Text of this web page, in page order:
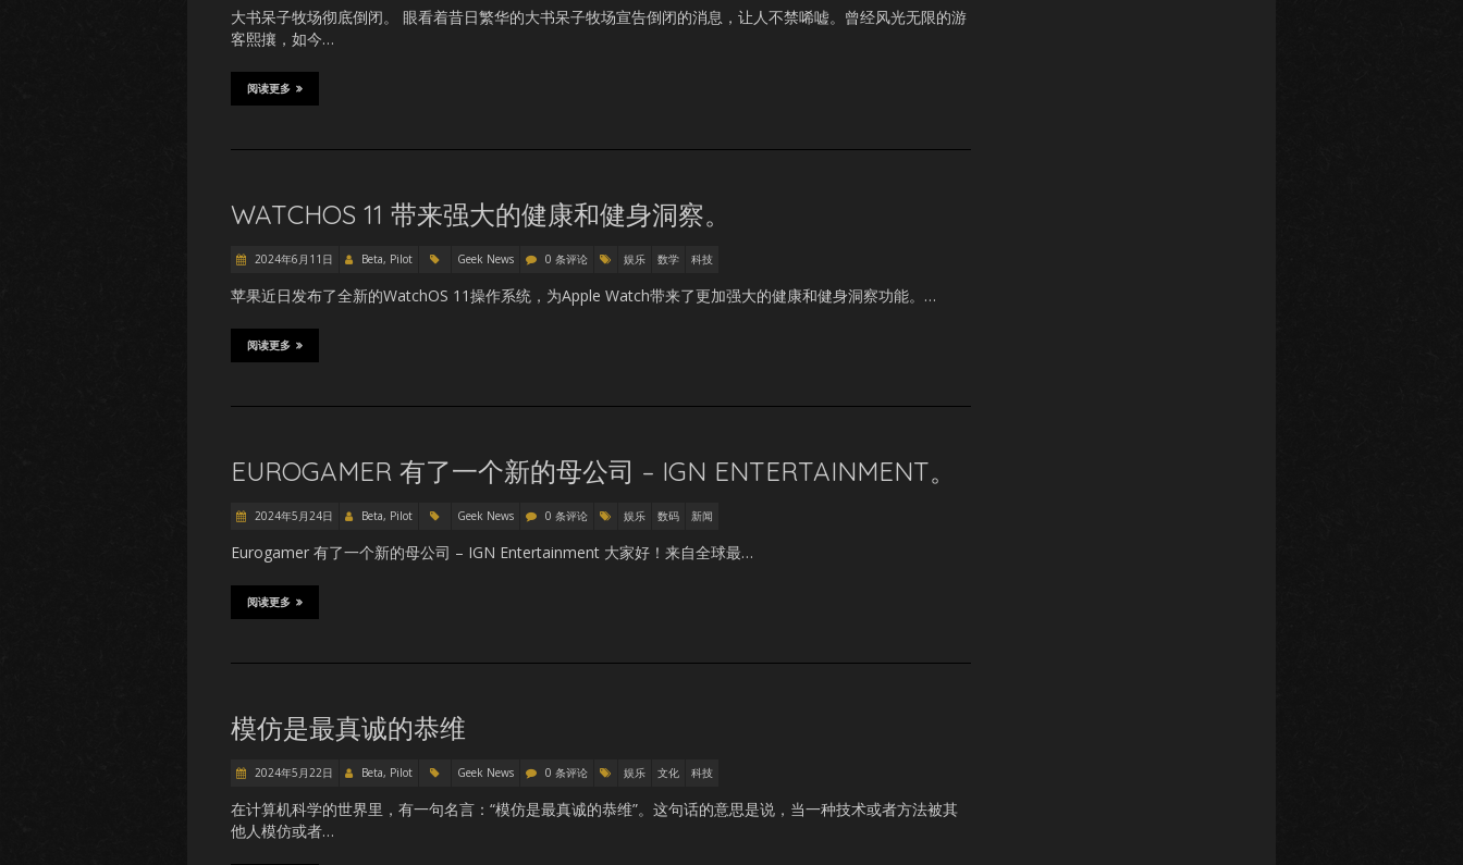
大书呆子牧场彻底倒闭。 眼看着昔日繁华的大书呆子牧场宣告倒闭的消息，让人不禁唏嘘。曾经风光无限的游
客熙攘，如今…
阅读更多
WATCHOS 11 带来强大的健康和健身洞察。
2024年6月11日 Beta, Pilot Geek News 0 条评论 娱乐 数学 科技
苹果近日发布了全新的WatchOS 11操作系统，为Apple Watch带来了更加强大的健康和健身洞察功能。…
阅读更多
EUROGAMER 有了一个新的母公司 – IGN ENTERTAINMENT。
2024年5月24日 Beta, Pilot Geek News 0 条评论 娱乐 数码 新闻
Eurogamer 有了一个新的母公司 – IGN Entertainment 大家好！来自全球最…
阅读更多
模仿是最真诚的恭维
2024年5月22日 Beta, Pilot Geek News 0 条评论 娱乐 文化 科技
在计算机科学的世界里，有一句名言：“模仿是最真诚的恭维”。这句话的意思是说，当一种技术或者方法被其
他人模仿或者…